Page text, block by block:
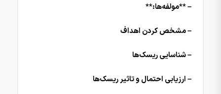
– **مولفه‌ها:**
– مشخص کردن اهداف
– شناسایی ریسک‌ها
– ارزیابی احتمال و تاثیر ریسک‌ها